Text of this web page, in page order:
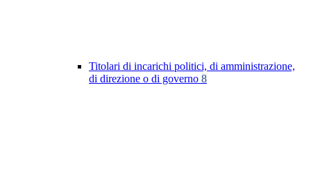
Titolari di incarichi politici, di amministrazione,
di direzione o di governo 8